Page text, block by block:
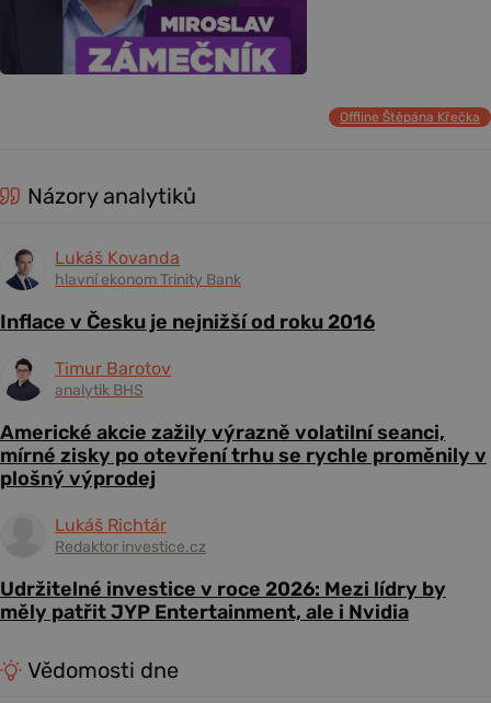
Offline Štěpána Křečka
Názory analytiků
Lukáš Kovanda
hlavní ekonom Trinity Bank
Inflace v Česku je nejnižší od roku 2016
Timur Barotov
analytik BHS
Americké akcie zažily výrazně volatilní seanci,
mírné zisky po otevření trhu se rychle proměnily v
plošný výprodej
Lukáš Richtár
Redaktor investice.cz
Udržitelné investice v roce 2026: Mezi lídry by
měly patřit JYP Entertainment, ale i Nvidia
Vědomosti dne